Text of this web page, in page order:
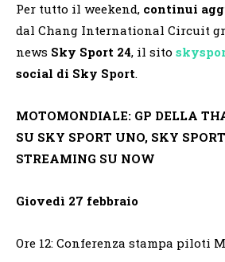
Per tutto il weekend, continui
dal Chang International Circuit
news Sky Sport 24, il sito
social di Sky Sport.
MOTOMONDIALE: GP DELLA
SU SKY SPORT UNO, SKY
STREAMING SU NOW
Giovedì 27 febbraio
Ore 12: Conferenza stampa piloti